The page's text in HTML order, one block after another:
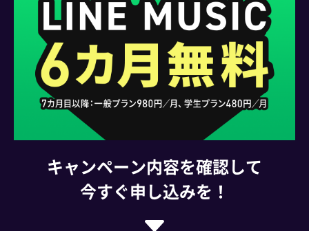
キャンペーン内容を確認して
今すぐ申し込みを！